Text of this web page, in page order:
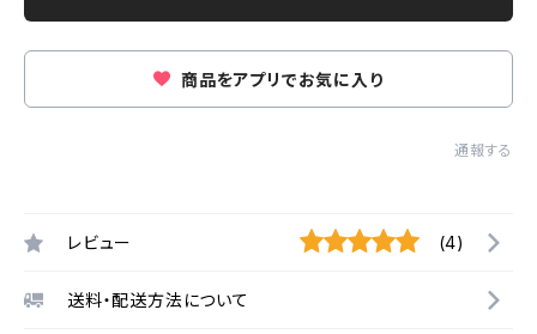
商品をアプリでお気に入り
通報する
レビュー (4)
送料・配送方法について